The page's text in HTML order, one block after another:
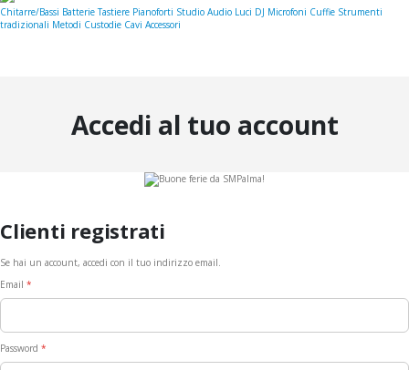
Chitarre/Bassi Batterie Tastiere Pianoforti Studio Audio Luci DJ Microfoni Cuffie Strumenti
tradizionali Metodi Custodie Cavi Accessori
Accedi al tuo account
Clienti registrati
Se hai un account, accedi con il tuo indirizzo email.
Email
Password